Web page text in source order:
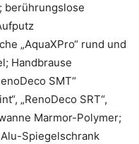
berührungslose
„AquaXPro“ rund und
Handbrause
SMT“
„RenoDeco SRT“,
Marmor-Polymer;
Alu-Spiegelschrank